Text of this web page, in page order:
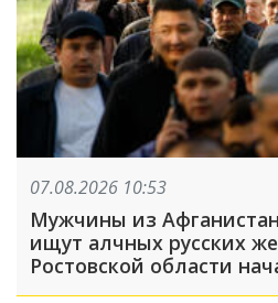
07.08.2026 10:53
Мужчины из
ищут алчных русских
Ростовской области
гражданство из-за